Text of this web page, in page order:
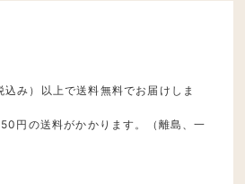
み）以上で送料無料でお届けしま
円の送料がかかります。（離島、一